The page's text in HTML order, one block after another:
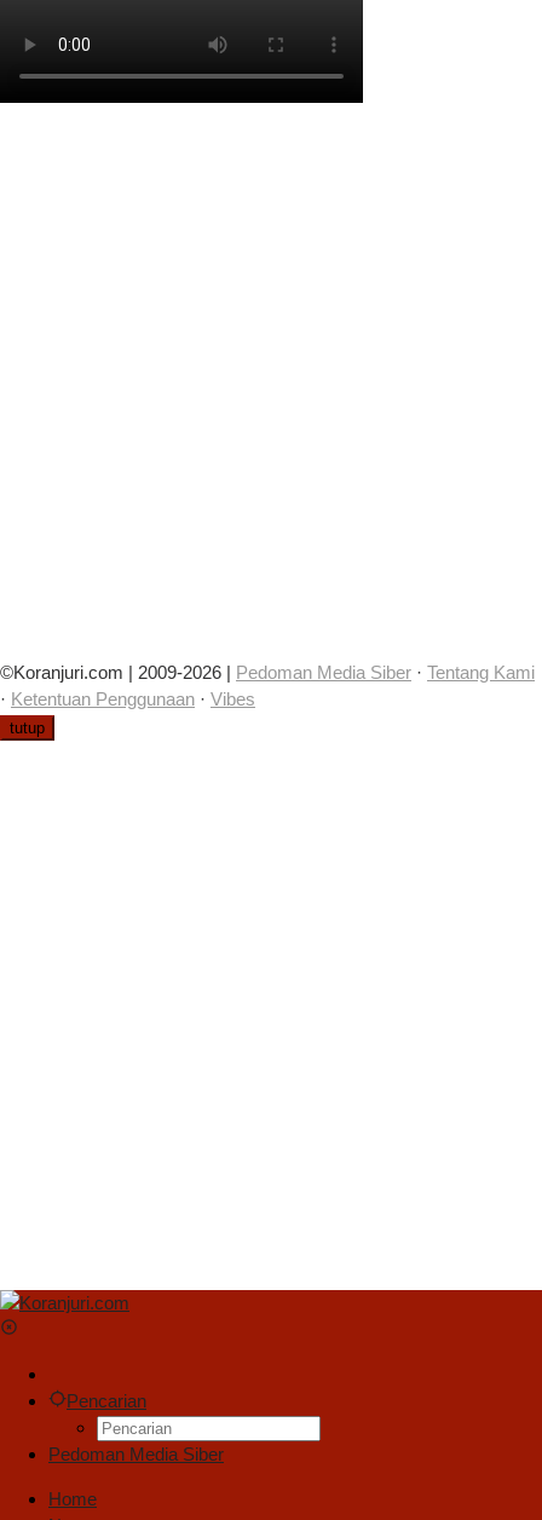
©Koranjuri.com | 2009-2026 | Pedoman Media Siber · Tentang Kami
· Ketentuan Penggunaan · Vibes
tutup
Pencarian
Pedoman Media Siber
Home